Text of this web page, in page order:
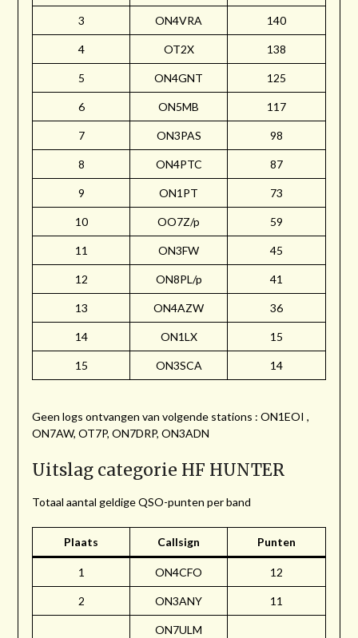
3 ON4VRA 140
4 OT2X 138
5 ON4GNT 125
6 ON5MB 117
7 ON3PAS 98
8 ON4PTC 87
9 ON1PT 73
10 OO7Z/p 59
11 ON3FW 45
12 ON8PL/p 41
13 ON4AZW 36
14 ON1LX 15
15 ON3SCA 14
Geen logs ontvangen van volgende stations : ON1EOI ,
ON7AW, OT7P, ON7DRP, ON3ADN
Uitslag categorie HF HUNTER
Totaal aantal geldige QSO-punten per band
Plaats Callsign Punten
1 ON4CFO 12
2 ON3ANY 11
ON7ULM